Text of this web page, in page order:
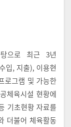
으로 최근 3년
입, 지출), 이용현
로그램 및 가능한
체육시설 현황에
기초현황 자료를
더불어 체육활동